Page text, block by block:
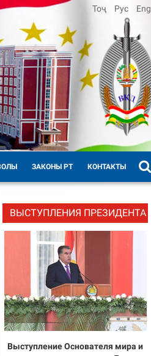
Тоҷ Рус Eng
ЗАКОНЫ РТ КОНТАКТЫ
ВЫСТУПЛЕНИЯ ПРЕЗИДЕНТА
Выступление Основателя мира и